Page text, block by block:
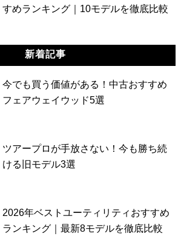
すめランキング｜10モデルを徹底比較
新着記事
今でも買う価値がある！中古おすすめ
フェアウェイウッド5選
ツアープロが手放さない！今も勝ち続
ける旧モデル3選
2026年ベストユーティリティおすすめ
ランキング｜最新8モデルを徹底比較